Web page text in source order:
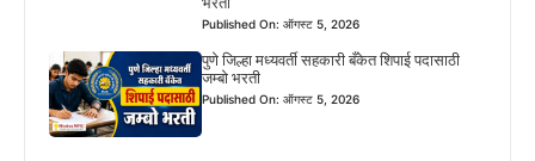
Published On: ऑगस्ट 5, 2026
पुणे जिल्हा मध्यवर्ती सहकारी बँकेत शिपाई पदासाठी
जम्बो भरती
Published On: ऑगस्ट 5, 2026